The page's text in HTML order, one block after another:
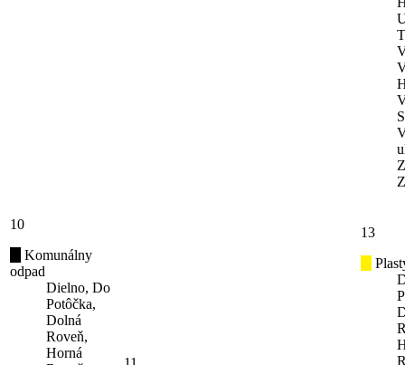
10
Komunálny
odpad
Dielno, Do
Potôčka,
Dolná
Roveň,
Horná
13